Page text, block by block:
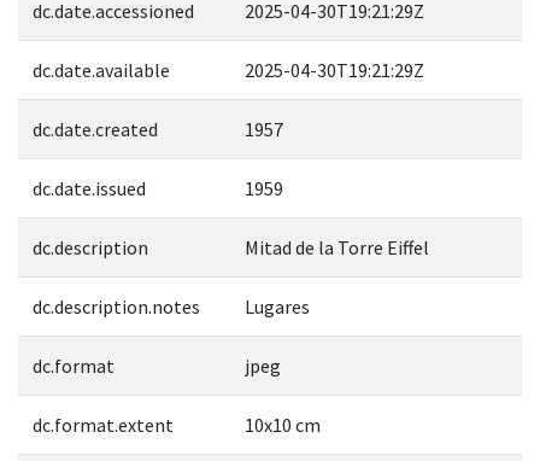
dc.date.accessioned 2025-04-30T19:21:29Z
dc.date.available 2025-04-30T19:21:29Z
dc.date.created 1957
dc.date.issued 1959
dc.description Mitad de la Torre Eiffel
dc.description.notes Lugares
dc.format jpeg
dc.format.extent 10x10 cm